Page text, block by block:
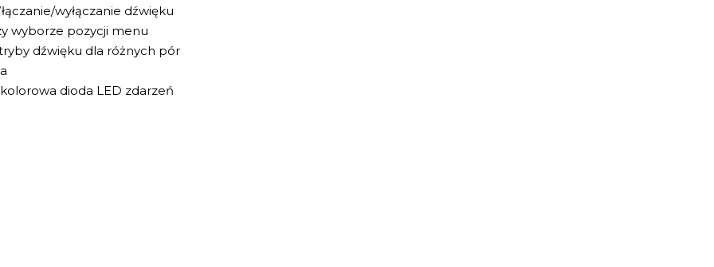
wyłączanie dźwięku
wyborze pozycji menu
tryby dźwięku dla różnych pór
kolorowa dioda LED zdarzeń